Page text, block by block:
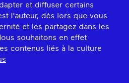
et diffuser certains
l'auteur, dès lors que vous
et les partagez dans les
souhaitons en effet
contenus liés à la culture